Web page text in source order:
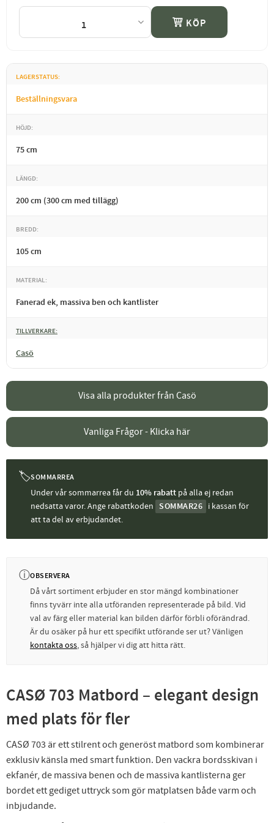
KÖP
LAGERSTATUS
Beställningsvara
HÖJD
75 cm
LÄNGD
200 cm (300 cm med tillägg)
BREDD
105 cm
MATERIAL
Fanerad ek, massiva ben och kantlister
TILLVERKARE
Casö
Visa alla produkter från Casö
Vanliga Frågor - Klicka här
🏷SOMMARREA
Under vår sommarrea får du 10% rabatt på alla ej redan
nedsatta varor. Ange rabattkoden
SOMMAR26 i kassan för
att ta del av erbjudandet.
ⓘOBSERVERA
Då vårt sortiment erbjuder en stor mängd kombinationer
finns tyvärr inte alla utföranden representerade på bild. Vid
val av färg eller material kan bilden därför förbli oförändrad.
Är du osäker på hur ett specifikt utförande ser ut? Vänligen
kontakta oss, så hjälper vi dig att hitta rätt.
CASØ 703 Matbord – elegant design
med plats för fler
CASØ 703 är ett stilrent och generöst matbord som kombinerar
exklusiv känsla med smart funktion. Den vackra bordsskivan i
ekfanér, de massiva benen och de massiva kantlisterna ger
bordet ett gediget uttryck som gör matplatsen både varm och
inbjudande.